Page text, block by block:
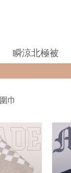
瞬涼北極被
全
圍巾